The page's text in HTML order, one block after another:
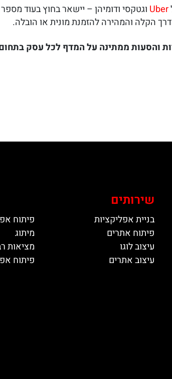
Uber וגטקסי ודומיהן – יישאר בחוץ בעוד
הקלה והמהירה להזמנת מונית או הובלה.
והסעות ממתינה על המדף לכל עסק
שירותים
בניית אפליקציות
פיתוח
פיתוח אתרים
מיתוג
עיצוב לוגו
מציאות
עיצוב אתרים
פיתוח